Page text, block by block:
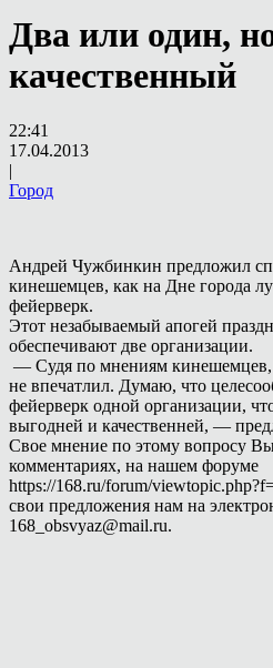
Два или один,
качественный
22:41
17.04.2013
|
Город
Андрей Чужбинкин предложил
кинешемцев, как на Дне города
фейерверк.
Этот незабываемый апогей
обеспечивают две организации.
— Судя по мнениям кинешемцев,
не впечатлил. Думаю, что
фейерверк одной организации,
выгодней и качественней, —
Свое мнение по этому вопросу
комментариях, на нашем форуме
https://168.ru/forum/
свои предложения нам на
168_obsvyaz@mail.ru.